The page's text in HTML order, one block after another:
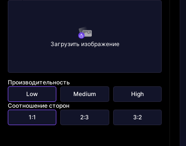
Загрузить изображение
Производительность
Low
Medium
High
Соотношение сторон
1:1
2:3 3:2